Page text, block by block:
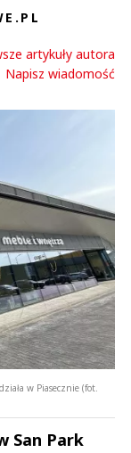
artykuły autora
Napisz wiadomość
w Piasecznie (fot.
San Park